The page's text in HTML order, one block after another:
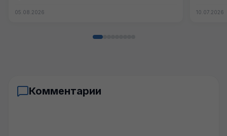
05.08.2026 10.07.2026
Комментарии